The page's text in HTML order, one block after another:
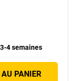
4 semaines
PANIER